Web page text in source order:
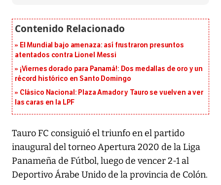
El Mundial bajo amenaza: así frustraron presuntos
atentados contra Lionel Messi
¡Viernes dorado para Panamá!: Dos medallas de oro y un
récord histórico en Santo Domingo
Clásico Nacional: Plaza Amador y Tauro se vuelven a ver
las caras en la LPF
Tauro FC consiguió el triunfo en el partido
inaugural del torneo Apertura 2020 de la Liga
Panameña de Fútbol, luego de vencer 2-1 al
Deportivo Árabe Unido de la provincia de Colón.